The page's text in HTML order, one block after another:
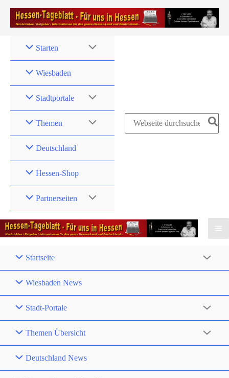
Zum
Inhalt
Starten
Wiesbaden
Stadtportale
Themen
Deutschland
Hessen-Shop
Partnerseiten
Search
Startseite
Wiesbaden News
Stadt-Portale
Themen Übersicht
Deutschland News